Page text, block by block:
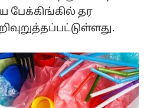
பேக்கிங்கில் தர